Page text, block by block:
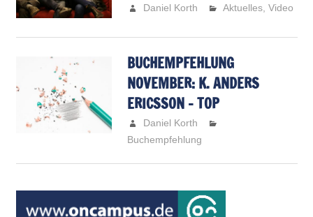
Daniel Korth Aktuelles,Video
BUCHEMPFEHLUNG
NOVEMBER: K. ANDERS
ERICSSON – TOP
Daniel Korth
Buchempfehlung